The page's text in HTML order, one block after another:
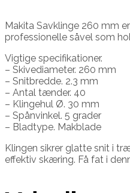
Makita Savklinge 260 mm
professionelle såvel som
Vigtige specifikationer.
– Skivediameter. 260 mm
– Snitbredde. 2.3 mm
– Antal tænder. 40
– Klingehul Ø. 30 mm
– Spånvinkel. 5 grader
– Bladtype. Makblade
Klingen sikrer glatte snit i
effektiv skæring. Få fat i